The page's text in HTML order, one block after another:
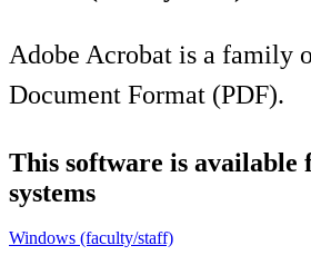
Adobe Acrobat is a family
Document Format (PDF).
This software is
systems
Windows (faculty/staff)